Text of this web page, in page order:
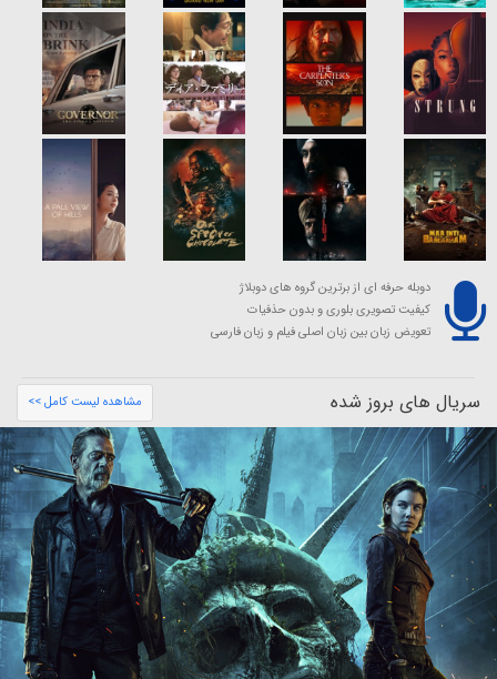
دوبله حرفه ای از برترین گروه های دوبلاژ
کیفیت تصویری بلوری و بدون حذفیات
تعویض زبان بین زبان اصلی فیلم و زبان فارسی
سریال های بروز شده مشاهده لیست کامل >>